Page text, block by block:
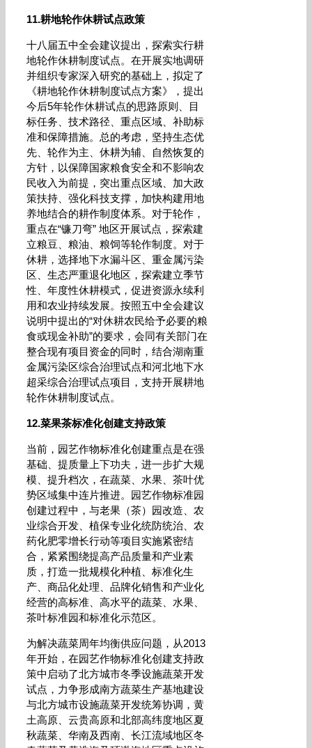
11.耕地轮作休耕试点政策
十八届五中全会建议提出，探索实行耕
地轮作休耕制度试点。在开展实地调研
并组织专家深入研究的基础上，拟定了
《耕地轮作休耕制度试点方案》，提出
今后5年轮作休耕试点的思路原则、目
标任务、技术路径、重点区域、补助标
准和保障措施。总的考虑，坚持生态优
先、轮作为主、休耕为辅、自然恢复的
方针，以保障国家粮食安全和不影响农
民收入为前提，突出重点区域、加大政
策扶持、强化科技支撑，加快构建用地
养地结合的耕作制度体系。对于轮作，
重点在“镰刀弯” 地区开展试点，探索建
立粮豆、粮油、粮饲等轮作制度。对于
休耕，选择地下水漏斗区、重金属污染
区、生态严重退化地区，探索建立季节
性、年度性休耕模式，促进资源永续利
用和农业持续发展。按照五中全会建议
说明中提出的“对休耕农民给予必要的粮
食或现金补助”的要求，会同有关部门在
整合现有项目资金的同时，结合湖南重
金属污染区综合治理试点和河北地下水
超采综合治理试点项目，支持开展耕地
轮作休耕制度试点。
12.菜果茶标准化创建支持政策
当前，园艺作物标准化创建重点是在强
基础、提质量上下功夫，进一步扩大规
模、提升档次，在蔬菜、水果、茶叶优
势区域集中连片推进。园艺作物标准园
创建过程中，与老果（茶）园改造、农
业综合开发、植保专业化统防统治、农
药化肥零增长行动等项目实施紧密结
合，紧紧围绕提高产品质量和产业素
质，打造一批规模化种植、标准化生
产、商品化处理、品牌化销售和产业化
经营的高标准、高水平的蔬菜、水果、
茶叶标准园和标准化示范区。
为解决蔬菜周年均衡供应问题，从2013
年开始，在园艺作物标准化创建支持政
策中启动了北方城市冬季设施蔬菜开发
试点，力争形成南方蔬菜生产基地建设
与北方城市设施蔬菜开发统筹协调，黄
土高原、云贵高原和北部高纬度地区夏
秋蔬菜、华南及西南、长江流域地区冬